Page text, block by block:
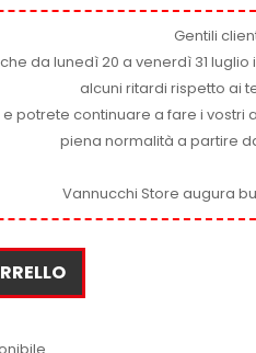
Gentili
da lunedì 20 a venerdì 31
alcuni ritardi rispetto ai
potrete continuare a fare i
piena normalità a partire
Vannucchi Store augura